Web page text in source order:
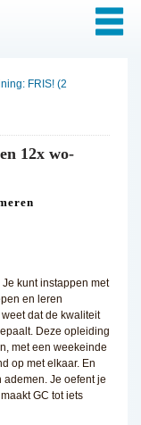
FRIS! (2
12x wo-
kunt instappen met
en leren
dat de kwaliteit
Deze opleiding
met een weekeinde
op met elkaar. En
Je oefent je
GC tot iets